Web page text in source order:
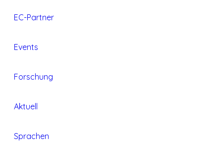
EC-Partner
Events
Forschung
Aktuell
Sprachen